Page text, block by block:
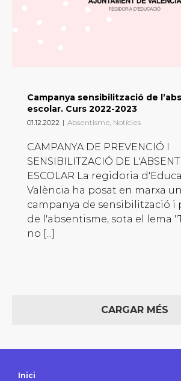
Campanya sensibilització de
escolar. Curs 2022-2023
01.12.2022 | Absentisme, Notícies
CAMPANYA DE PREVENCIÓ I
SENSIBILITZACIÓ DE
ESCOLAR La regidoria
València ha posat en marxa
campanya de sensibilització i
de l'absentisme, sota el lema
no [...]
CARGAR MÉS
Inici